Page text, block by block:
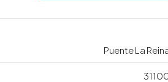
Puente La